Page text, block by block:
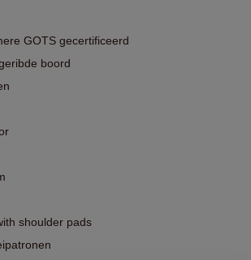
GOTS gecertificeerd
boord
shoulder pads